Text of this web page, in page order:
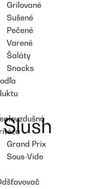
Grilované
Sušené
Pečené
Varené
Šaláty
Snacks
Grand Prix
Sous-Vide